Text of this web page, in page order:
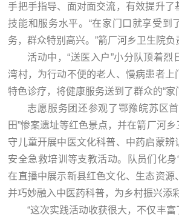
手把手指导、面对面交流，有效提升了
技能和服务水平。“在家门口就享受到
务，群众特别高兴。”箭厂河乡卫生院负
活动中，“送医入户”小分队顶着烈
湾村，为行动不便的老人、慢病患者上
特色诊疗，将健康服务送到了群众的“家
志愿服务团还参观了鄂豫皖苏区
田”惨案遗址等红色景点，并在箭厂河
守儿童开展中医文化科普、中药启蒙辨
安全急救培训等支教活动。队员们化身
在直播中展示新县红色文化、生态资源
并巧妙融入中医药科普，为乡村振兴添
“这次实践活动收获很大，不仅丰富